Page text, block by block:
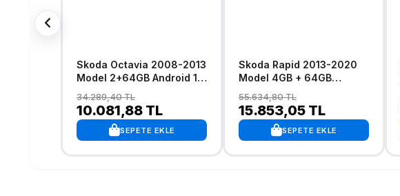
Skoda Octavia 2008-2013
Model 2+64GB Android 13
Navigasyon Multimedya
Sistemi
34.289,40 TL
10.081,88 TL
SEPETE EKLE
Skoda Rapid 2013-2020
Model 4GB + 64GB
Carplay Navigasyon
Multimedya Sistemi
55.634,80 TL
15.853,05 TL
SEPETE EKLE